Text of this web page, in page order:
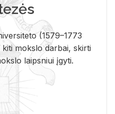
(1579–1773
mokslo darbai, skirti
laipsniui įgyti.